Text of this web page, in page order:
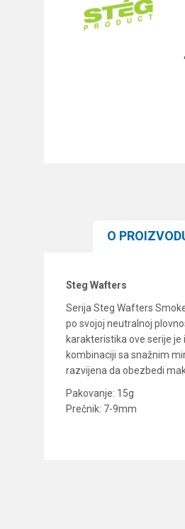
O
Steg Wafters
Serija Steg Wafters
po svojoj neutralnoj
karakteristika ove serije
kombinaciji sa snažnim
razvijena da obezbedi
Pakovanje: 15g
Prečnik: 7-9mm